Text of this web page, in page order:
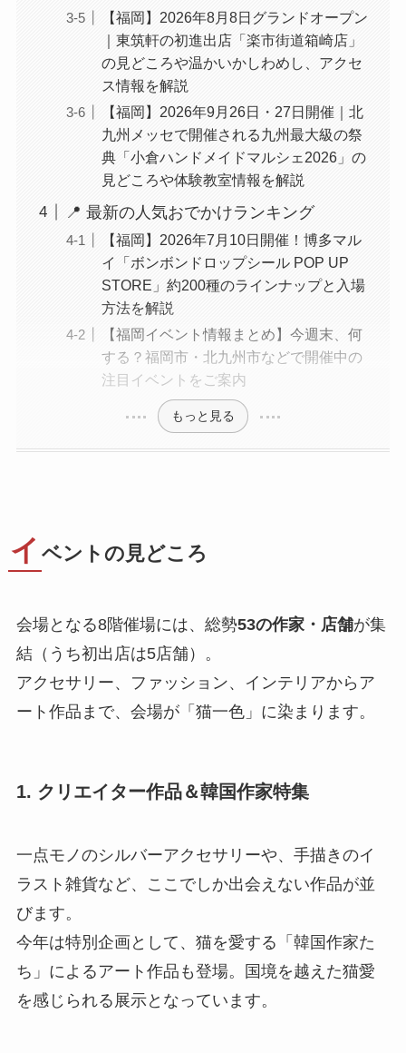
【福岡】2026年8月8日グランドオープン
｜東筑軒の初進出店「楽市街道箱崎店」
の見どころや温かいかしわめし、アクセ
ス情報を解説
【福岡】2026年9月26日・27日開催｜北
九州メッセで開催される九州最大級の祭
典「小倉ハンドメイドマルシェ2026」の
見どころや体験教室情報を解説
📍 最新の人気おでかけランキング
【福岡】2026年7月10日開催！博多マル
イ「ボンボンドロップシール POP UP
STORE」約200種のラインナップと入場
方法を解説
【福岡イベント情報まとめ】今週末、何
する？福岡市・北九州市などで開催中の
注目イベントをご案内
もっと見る
イ ベントの見どころ
会場となる8階催場には、総勢53の作家・店舗が集
結（うち初出店は5店舗）。
アクセサリー、ファッション、インテリアからア
ート作品まで、会場が「猫一色」に染まります。
1. クリエイター作品＆韓国作家特集
一点モノのシルバーアクセサリーや、手描きのイ
ラスト雑貨など、ここでしか出会えない作品が並
びます。
今年は特別企画として、猫を愛する「韓国作家た
ち」によるアート作品も登場。国境を越えた猫愛
を感じられる展示となっています。